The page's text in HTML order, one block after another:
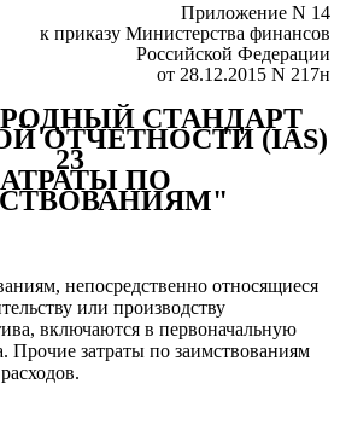
Приложение N 14
к приказу Министерства финансов
Российской Федерации
от 28.12.2015 N 217н
СТАНДАРТ
ОТЧЕТНОСТИ (IAS)
23
ПО
непосредственно относящиеся
или производству
включаются в первоначальную
Прочие затраты по заимствованиям